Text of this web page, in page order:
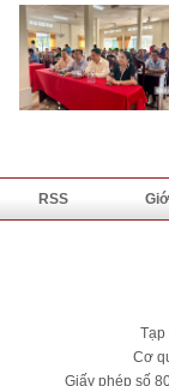
RSS
Tạp
Cơ
Giấy phép số